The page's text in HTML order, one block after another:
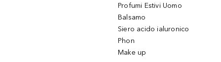
Profumi Estivi Uomo
Balsamo
Siero acido ialuronico
Phon
Make up